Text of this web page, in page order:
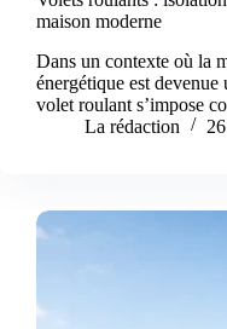
maison moderne
Dans un contexte où la
énergétique est
volet roulant s’impose
La rédaction